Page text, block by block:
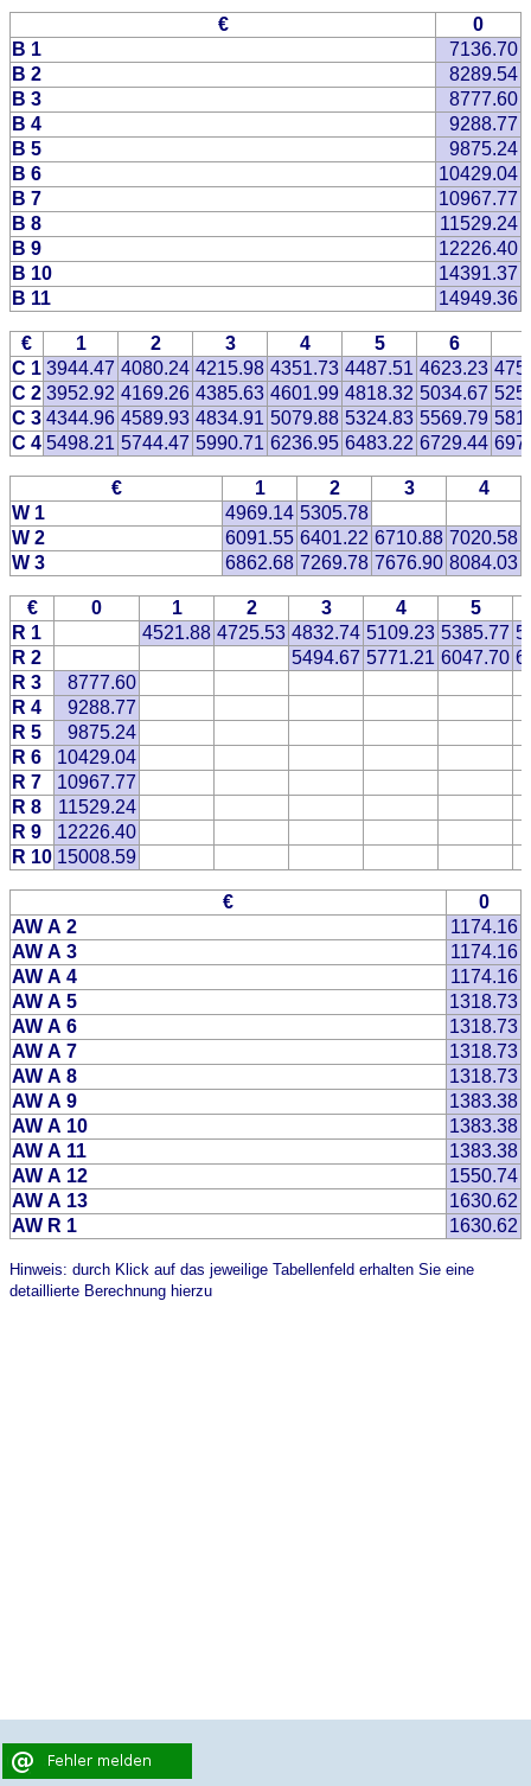
€
0
B 1
7136.70
B 2
8289.54
B 3
8777.60
B 4
9288.77
B 5
9875.24
B 6
10429.04
B 7
10967.77
B 8
11529.24
B 9
12226.40
B 10
14391.37
B 11
14949.36
€ 1 2 3 4 5 6
C 1 3944.47 4080.24 4215.98 4351.73 4487.51 4623.23
C 2 3952.92 4169.26 4385.63 4601.99 4818.32 5034.67
C 3 4344.96 4589.93 4834.91 5079.88 5324.83 5569.79
C 4 5498.21 5744.47 5990.71 6236.95 6483.22 6729.44
€ 1 2 3
4
W 1
4969.14 5305.78
W 2
6091.55 6401.22 6710.88 7020.58
W 3
6862.68 7269.78 7676.90 8084.03
€ 0 1 2 3 4
5
R 1
4521.88 4725.53 4832.74 5109.23 5385.77
R 2
5494.67 5771.21 6047.70
R 3
8777.60
R 4
9288.77
R 5
9875.24
R 6
10429.04
R 7
10967.77
R 8
11529.24
R 9
12226.40
R 10 15008.59
€
0
AW A 2
1174.16
AW A 3
1174.16
AW A 4
1174.16
AW A 5
1318.73
AW A 6
1318.73
AW A 7
1318.73
AW A 8
1318.73
AW A 9
1383.38
AW A 10
1383.38
AW A 11
1383.38
AW A 12
1550.74
AW A 13
1630.62
AW R 1
1630.62
Hinweis: durch Klick auf das jeweilige Tabellenfeld erhalten Sie eine
detaillierte Berechnung hierzu